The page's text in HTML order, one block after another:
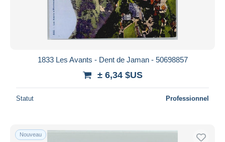
1833 Les Avants - Dent de Jaman - 50698857
± 6,34 $US
Statut Professionnel
Nouveau